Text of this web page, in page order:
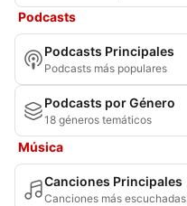
Podcasts
Podcasts Principales
Podcasts más populares
Podcasts por Género
18 géneros temáticos
Música
Canciones Principales
Canciones más escuchadas